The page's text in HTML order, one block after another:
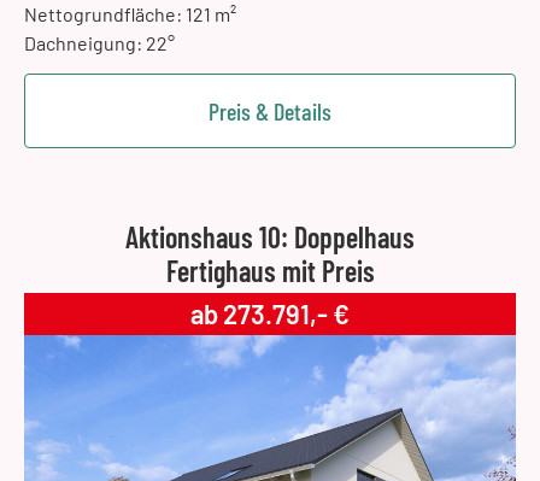
Nettogrundfläche: 121 m²
Dachneigung: 22°
Preis & Details
Aktionshaus 10: Doppelhaus
Fertighaus mit Preis
ab 273.791,- €